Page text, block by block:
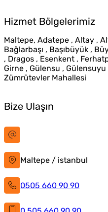
Hizmet Bölgelerimiz
Maltepe, Adatepe , Altay ,
Bağlarbaşı , Başıbüyük ,
, Dragos , Esenkent ,
Girne , Gülensu , Gülensuyu
Zümrütevler Mahallesi
Bize Ulaşın
Maltepe / istanbul
0505 660 90 90